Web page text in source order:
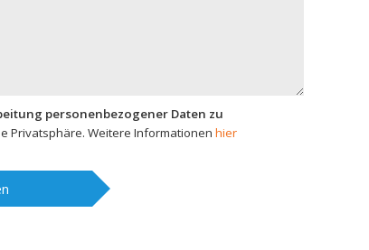
personenbezogener Daten zu
Privatsphäre. Weitere Informationen hier